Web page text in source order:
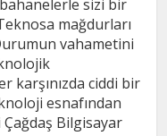
sizi bir
mağdurları
vahametini
karşınızda ciddi bir
esnafından
Bilgisayar